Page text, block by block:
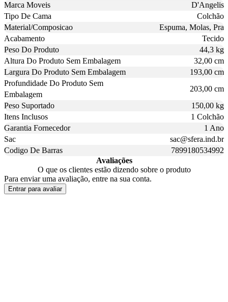
Marca Moveis
D'Angelis
Tipo De Cama
Colchão
Material/Composicao
Espuma, Molas, Pra
Acabamento
Tecido
Peso Do Produto
44,3 kg
Altura Do Produto Sem Embalagem
32,00 cm
Largura Do Produto Sem Embalagem
193,00 cm
Profundidade Do Produto Sem
Embalagem
203,00 cm
Peso Suportado
150,00 kg
Itens Inclusos
1 Colchão
Garantia Fornecedor
1 Ano
Sac
sac@sfera.ind.br
Codigo De Barras
7899180534992
Avaliações
O que os clientes estão dizendo sobre o produto
Para enviar uma avaliação, entre na sua conta.
Entrar para avaliar